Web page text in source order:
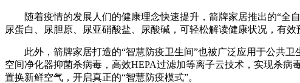
随着疫情的发展人们的健康理念快速提升，箭牌家居推出的“全自
尿蛋白、尿胆原、尿亚硝酸盐、尿酸碱，可轻松解读健康状况，有效
此外，箭牌家居打造的“智慧防疫卫生间”也被广泛应用于公共卫
空间净化器抑菌杀病毒，高效HEPA过滤加等离子云技术，实现杀
置换新鲜空气，开启真正的“智慧防疫模式”。